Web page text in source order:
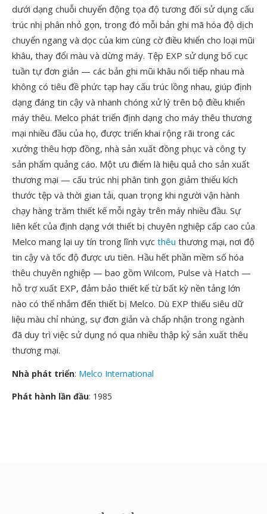
dưới dạng chuỗi chuyển động tọa độ tương đối sử dụng cấu
trúc nhị phân nhỏ gọn, trong đó mỗi bản ghi mã hóa độ dịch
chuyển ngang và dọc của kim cùng cờ điều khiển cho loại mũi
khâu, thay đổi màu và dừng máy. Tệp EXP sử dụng bố cục
tuần tự đơn giản — các bản ghi mũi khâu nối tiếp nhau mà
không có tiêu đề phức tạp hay cấu trúc lồng nhau, giúp định
dạng đáng tin cậy và nhanh chóng xử lý trên bộ điều khiển
máy thêu. Melco phát triển định dạng cho máy thêu thương
mại nhiều đầu của họ, được triển khai rộng rãi trong các
xưởng thêu hợp đồng, nhà sản xuất đồng phục và công ty
sản phẩm quảng cáo. Một ưu điểm là hiệu quả cho sản xuất
thương mại — cấu trúc nhị phân tinh gọn giảm thiểu kích
thước tệp và thời gian tải, quan trọng khi người vận hành
chạy hàng trăm thiết kế mỗi ngày trên máy nhiều đầu. Sự
liên kết của định dạng với thiết bị chuyên nghiệp cấp cao của
Melco mang lại uy tín trong lĩnh vực thêu thương mại, nơi độ
tin cậy và tốc độ được ưu tiên. Hầu hết phần mềm số hóa
thêu chuyên nghiệp — bao gồm Wilcom, Pulse và Hatch —
hỗ trợ xuất EXP, đảm bảo thiết kế từ bất kỳ nền tảng lớn
nào có thể nhắm đến thiết bị Melco. Dù EXP thiếu siêu dữ
liệu màu chỉ nhúng, sự đơn giản và chấp nhận trong ngành
đã duy trì việc sử dụng nó qua nhiều thập kỷ sản xuất thêu
thương mại.
Nhà phát triển: Melco International
Phát hành lần đầu: 1985